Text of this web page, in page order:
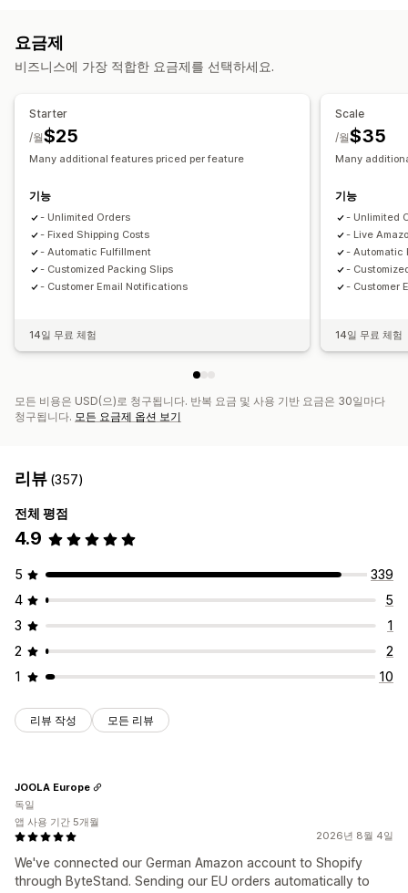
재고 관리
자동 동기화
재고 조정 다중 창고 SKU 매핑
요금제
비즈니스에 가장 적합한 요금제를 선택하세요.
Starter
$25
/월
Many additional features priced per feature
기능
- Unlimited Orders
- Fixed Shipping Costs
- Automatic Fulfillment
- Customized Packing Slips
- Customer Email Notifications
14일 무료 체험
Scale
$35
/월
Many
기능
- Unlimited
- Live
- Automatic
-
- Customer
14일 무료 체험
모든 비용은 USD(으)로 청구됩니다. 반복 요금 및 사용 기반 요금은 30일마다
청구됩니다. 모든 요금제 옵션 보기
리뷰 (357)
전체 평점
4.9
5
339
4
5
3
1
2
2
1
10
리뷰 작성 모든 리뷰
2026년 8월 4일
We've connected our German Amazon account to Shopify
through ByteStand. Sending our EU orders automatically to
JOOLA Europe
독일
앱 사용 기간 5개월